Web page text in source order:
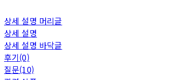
상세 설명 머리글
상세 설명
상세 설명 바닥글
후기(0)
질문(10)